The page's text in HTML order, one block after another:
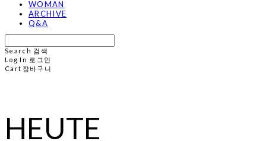
WOMAN
ARCHIVE
Q&A
Search 검색
Log In 로그인
Cart 장바구니
HEUTE